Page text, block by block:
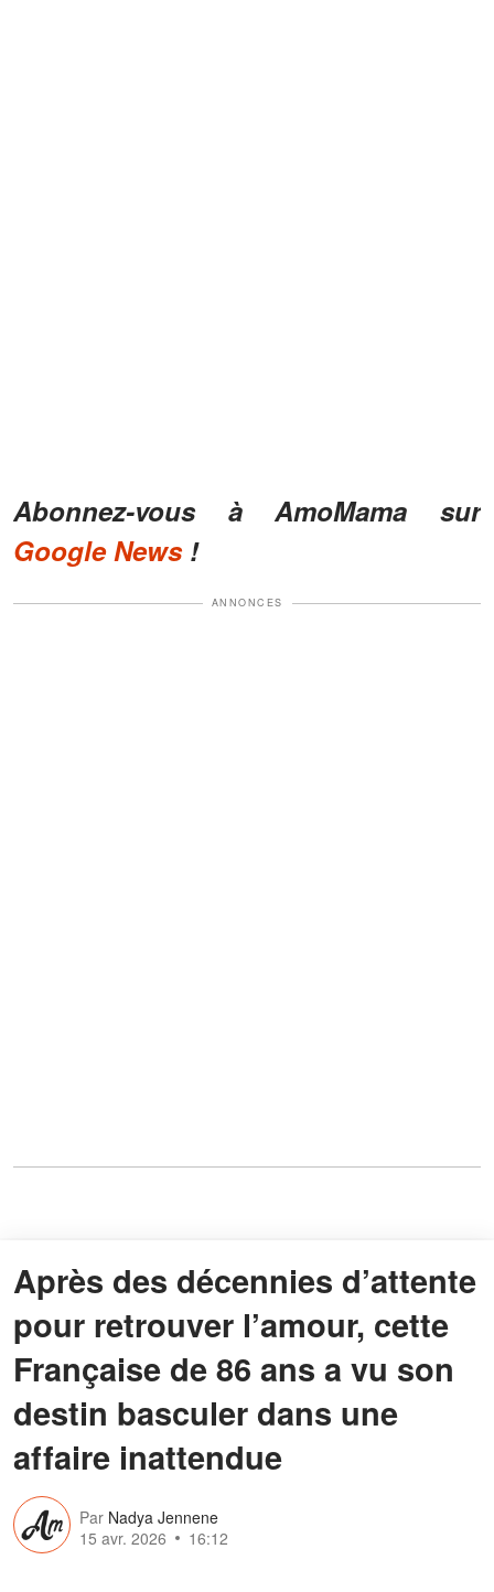
Abonnez-vous à AmoMama sur
Google News!
ANNONCES
Après des décennies d’attente
pour retrouver l’amour, cette
Française de 86 ans a vu son
destin basculer dans une
affaire inattendue
Par Nadya Jennene
15 avr. 2026
16:12